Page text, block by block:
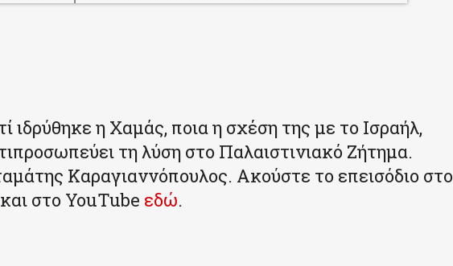
ιδρύθηκε η Χαμάς, ποια η σχέση της με το Ισραήλ,
τη λύση στο Παλαιστινιακό Ζήτημα.
Καραγιαννόπουλος. Ακούστε το επεισόδιο στο
και στο YouTube εδώ.